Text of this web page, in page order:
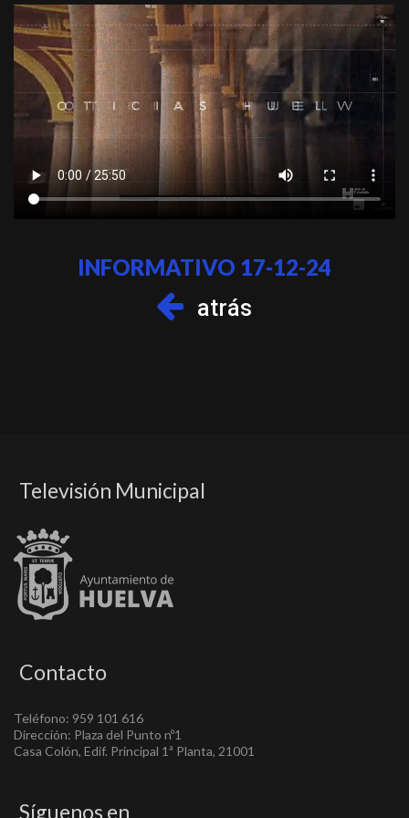
INFORMATIVO 17-12-24
atrás
Televisión Municipal
Contacto
Teléfono: 959 101 616
Dirección: Plaza del Punto nº1
Casa Colón, Edif. Principal 1ª Planta, 21001
Síguenos en